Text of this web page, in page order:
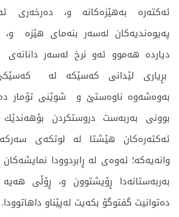
ئه‌كته‌ره‌ به‌هێزه‌كانه و، ده‌رخه‌ری
په‌یوه‌ندیه‌كان له‌سه‌ر بنه‌مای هێزه‌
دیار‌ده‌ هه‌موو ئه‌و نرخ له‌سه‌ر
بڕیاری لێدانی كه‌سێكه‌ له‌
به‌وه‌شه‌وه‌ ناوه‌ستێ و ‌ شوێنی تۆمار
بوونی به‌ربه‌ست دروستكردن
ئه‌كته‌ره‌كان هێشتا له‌ لوتكه‌ی
وانه‌یه‌كه؛‌ ئه‌وه‌ی له‌ ڕابردوودا
به‌ربه‌ستانه‌دا ڕۆیشتوون و، ڕۆڵی
ده‌توانیت گفتوگۆ بكه‌یت له‌پێناو داهاتوودا.